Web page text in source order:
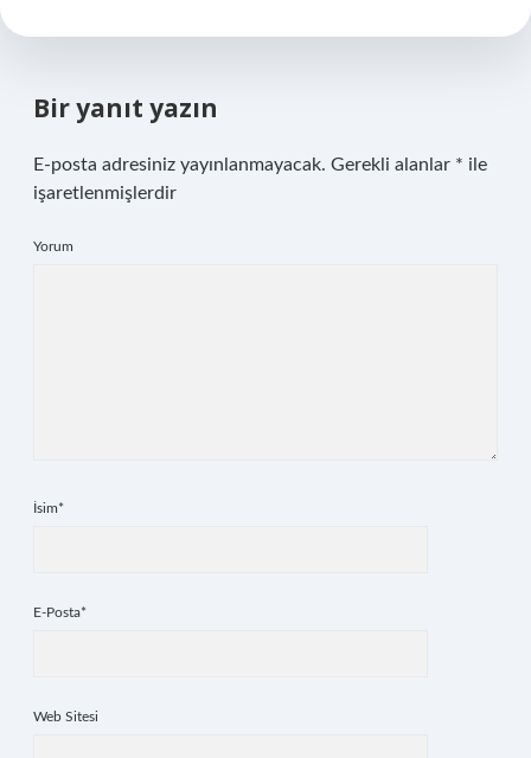
Bir yanıt yazın
E-posta adresiniz yayınlanmayacak. Gerekli alanlar * ile
işaretlenmişlerdir
Yorum
İsim*
E-Posta*
Web Sitesi